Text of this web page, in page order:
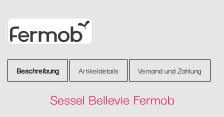
Beschreibung Artikeldetails Versand und Zahlung
Sessel Bellevie Fermob